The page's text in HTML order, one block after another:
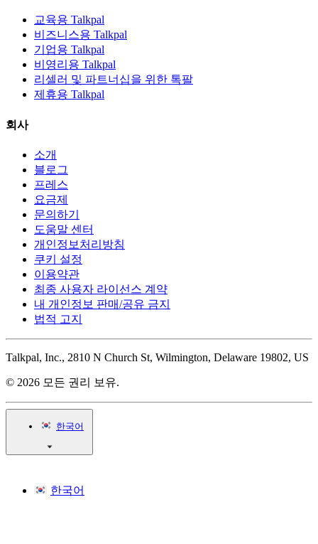
교육용 Talkpal
비즈니스용 Talkpal
기업용 Talkpal
비영리용 Talkpal
리셀러 및 파트너십을 위한 톡팔
제휴용 Talkpal
회사
소개
블로그
프레스
요금제
문의하기
도움말 센터
개인정보처리방침
쿠키 설정
이용약관
최종 사용자 라이선스 계약
내 개인정보 판매/공유 금지
법적 고지
Talkpal, Inc., 2810 N Church St, Wilmington, Delaware 19802, US
© 2026 모든 권리 보유.
한국어
한국어